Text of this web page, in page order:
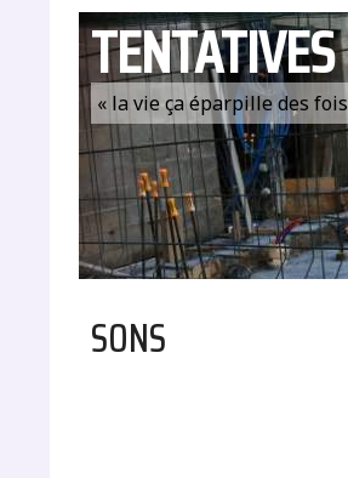
TENTATIVES
« la vie ça éparpille des
SONS